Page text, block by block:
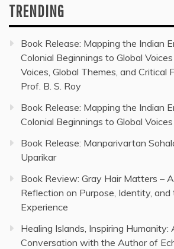
TRENDING
Book Release: Mapping the Indian
Colonial Beginnings to Global
Voices, Global Themes, and Critical
Prof. B. S. Roy
Book Release: Mapping the Indian
Colonial Beginnings to Global
Book Release: Manparivartan
Uparikar
Book Review: Gray Hair Matters –
Reflection on Purpose, Identity, and
Experience
Healing Islands, Inspiring Humanity:
Conversation with the Author of